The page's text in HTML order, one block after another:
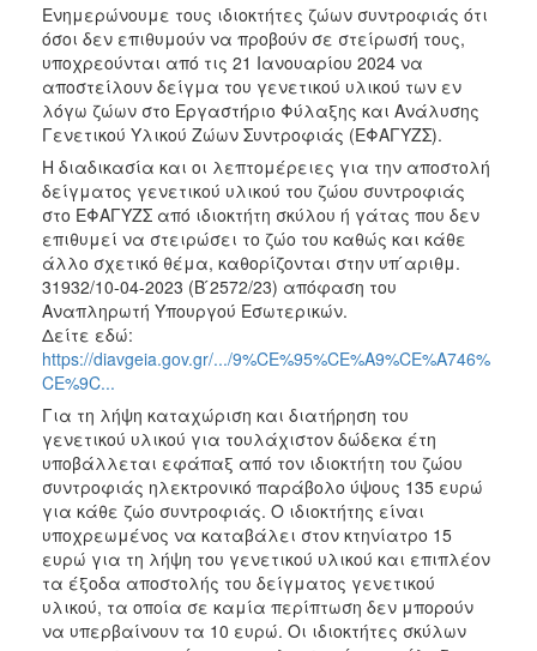
2019
2018
2017
2016
2015
2013
2012
2011
2010
2006
ΔΗΜΟΤΗΣ
ΕΠΙΣΚΕΠΤΗΣ
ΗΡΑΚΛΕΙΟ
Ενημερώνουμε τους ιδιοκτήτες ζώων συντροφιάς ότι
όσοι δεν επιθυμούν να προβούν σε στείρωσή τους,
υποχρεούνται από τις 21 Ιανουαρίου 2024 να
αποστείλουν δείγμα του γενετικού υλικού των εν
λόγω ζώων στο Εργαστήριο Φύλαξης και Ανάλυσης
Γενετικού Υλικού Ζώων Συντροφιάς (ΕΦΑΓΥΖΣ).
Η διαδικασία και οι λεπτομέρειες για την αποστολή
δείγματος γενετικού υλικού του ζώου συντροφιάς
στο ΕΦΑΓΥΖΣ από ιδιοκτήτη σκύλου ή γάτας που δεν
επιθυμεί να στειρώσει το ζώο του καθώς και κάθε
άλλο σχετικό θέμα, καθορίζονται στην υπ ́αριθμ.
31932/10-04-2023 (B ́2572/23) απόφαση του
Αναπληρωτή Υπουργού Εσωτερικών.
Δείτε εδώ:
https://diavgeia.gov.gr/.../9%CE%95%CE%A9%CE%A746%
CE%9C...
Για τη λήψη καταχώριση και διατήρηση του
γενετικού υλικού για τουλάχιστον δώδεκα έτη
υποβάλλεται εφάπαξ από τον ιδιοκτήτη του ζώου
συντροφιάς ηλεκτρονικό παράβολο ύψους 135 ευρώ
για κάθε ζώο συντροφιάς. Ο ιδιοκτήτης είναι
υποχρεωμένος να καταβάλει στον κτηνίατρο 15
ευρώ για τη λήψη του γενετικού υλικού και επιπλέον
τα έξοδα αποστολής του δείγματος γενετικού
υλικού, τα οποία σε καμία περίπτωση δεν μπορούν
να υπερβαίνουν τα 10 ευρώ. Οι ιδιοκτήτες σκύλων